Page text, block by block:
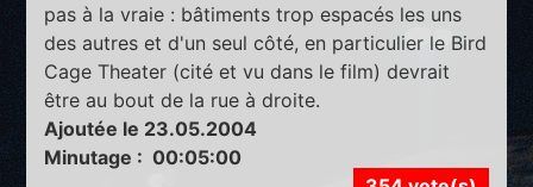
pas à la vraie : bâtiments trop espacés les uns
des autres et d'un seul côté, en particulier le Bird
Cage Theater (cité et vu dans le film) devrait
être au bout de la rue à droite.
Ajoutée le 23.05.2004
Minutage : 00:05:00